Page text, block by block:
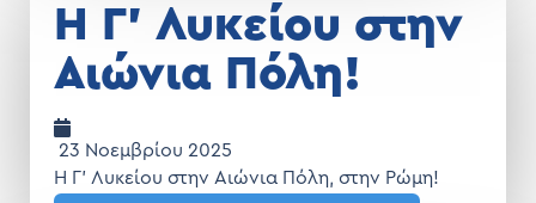
Η Γ’ Λυκείου στην
Αιώνια Πόλη!
23 Νοεμβρίου 2025
Η Γ’ Λυκείου στην Αιώνια Πόλη, στην Ρώμη!